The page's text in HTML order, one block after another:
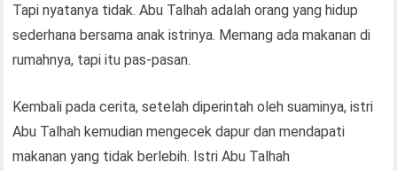
Tapi nyatanya tidak. Abu Talhah adalah orang yang hidup
sederhana bersama anak istrinya. Memang ada makanan di
rumahnya, tapi itu pas-pasan.
Kembali pada cerita, setelah diperintah oleh suaminya, istri
Abu Talhah kemudian mengecek dapur dan mendapati
makanan yang tidak berlebih. Istri Abu Talhah